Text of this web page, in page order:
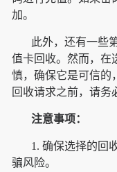
加。
此外，还有一些
值卡回收。然而，在
慎，确保它是可信的
回收请求之前，请务
注意事项：
1. 确保选择的回
骗风险。